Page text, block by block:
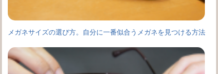
メガネサイズの選び方。自分に一番似合うメガネを見つける方法